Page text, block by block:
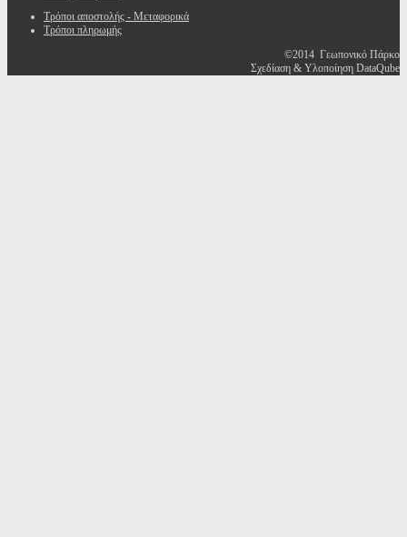
Τρόποι αποστολής - Μεταφορικά
Τρόποι πληρωμής
©2014 Γεωπονικό Πάρκο
Σχεδίαση & Υλοποίηση DataQube